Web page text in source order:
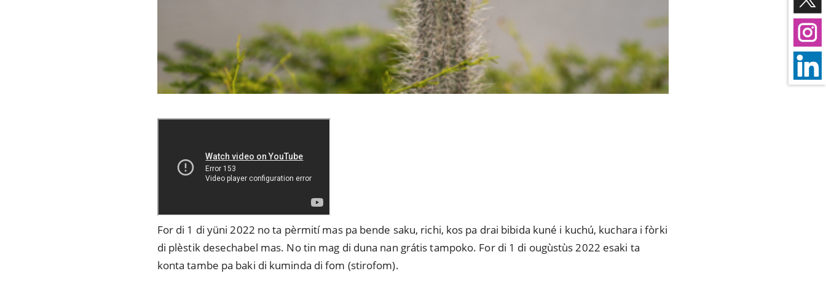
For di 1 di yüni 2022 no ta pèrmití mas pa bende saku, richi, kos pa drai bibida kuné i kuchú, kuchara i fòrki
di plèstik desechabel mas. No tin mag di duna nan grátis tampoko. For di 1 di ougùstùs 2022 esaki ta
konta tambe pa baki di kuminda di fom (stirofom).